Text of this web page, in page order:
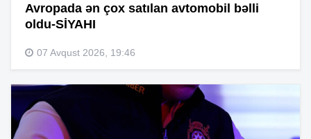
Avropada ən çox satılan avtomobil bəlli
oldu-SİYAHI
07 Avqust 2026, 19:46